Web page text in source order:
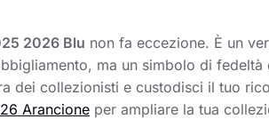
2026 Blu non fa eccezione. È un
ma un simbolo di
dei collezionisti e custodisci il tuo
Arancioneper ampliare la tua